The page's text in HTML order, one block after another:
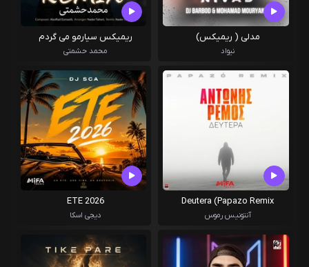
مدلی ( ریمیکس)
نیواد
ریمیکس سیارمو می گردم
محمد حشمتی
Deutera (Papazo Remix
آنتونیس رموس
ETE 2026
دیجی اسکا